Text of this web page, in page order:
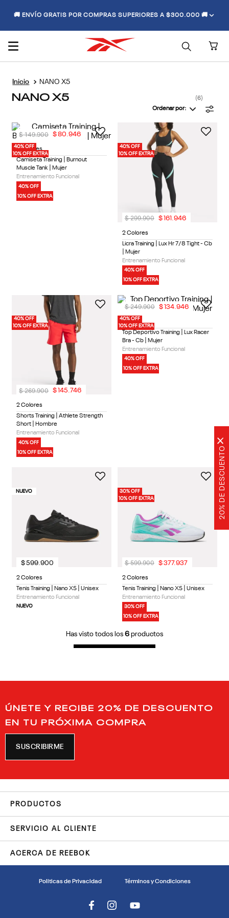
20% DE DESCUENTO
×
🚚 ENVÍO GRATIS POR COMPRAS SUPERIORES A $300.000 🚚
NANO X5
NANO X5 6
Ordenar por
40% OFF
10% OFF EXTRA
2 Colores
Camiseta Training | Burnout
Muscle Tank | Mujer
Entrenamiento Funcional
40% OFF
10% OFF EXTRA
$ 149.900 $80.946
40% OFF
10% OFF EXTRA
2 Colores
Licra Training | Lux Hr 7/8 Tight - Cb
| Mujer
Entrenamiento Funcional
40% OFF
10% OFF EXTRA
$ 299.900 $161 946
40% OFF
10% OFF EXTRA
2 Colores
Shorts Training | Athlete Strength
Short | Hombre
Entrenamiento Funcional
40% OFF
10% OFF EXTRA
$ 269.900 $ 145.746
40% OFF
10% OFF EXTRA
1 Color
Top Deportivo Training | Lux Racer
Bra - Cb | Mujer
Entrenamiento Funcional
40% OFF
10% OFF EXTRA
$ 249.900 $134. 946
NUEVO
2 Colores
Tenis Training | Nano X5 | Unisex
Entrenamiento Funcional
NUEVO
$599.900
30% OFF
10% OFF EXTRA
2 Colores
Tenis Training | Nano X5 | Unisex
Entrenamiento Funcional
30% OFF
10% OFF EXTRA
$ 599.900 $377.937
Has visto todos los 6 productos
ÚNETE Y RECIBE 20% DE DESCUENTO
EN TU PRÓXIMA COMPRA
SUSCRIBIRME
PRODUCTOS
SERVICIO AL CLIENTE
ACERCA DE REEBOK
Politicas de Privacidad Términos y Condiciones